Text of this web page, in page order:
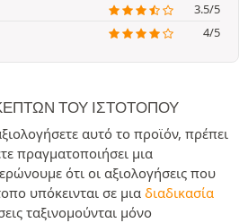
3.5/5
4/5
ΤΟΥ ΙΣΤΟΤΌΠΟΥ
αυτό το προϊόν, πρέπει
πραγματοποιήσει μια
ότι οι αξιολογήσεις που
υπόκεινται σε μια διαδικασία
ταξινομούνται μόνο